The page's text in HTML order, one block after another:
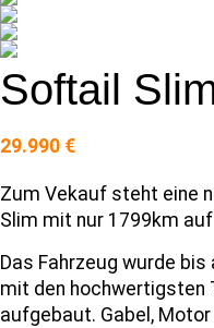
Softail
29.990 €
Zum Vekauf steht eine
Slim mit nur 1799km
Das Fahrzeug wurde
mit den hochwertigsten
aufgebaut. Gabel,